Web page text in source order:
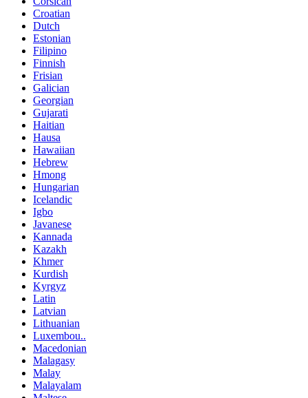
Croatian
Dutch
Estonian
Filipino
Finnish
Frisian
Galician
Georgian
Gujarati
Haitian
Hausa
Hawaiian
Hebrew
Hmong
Hungarian
Icelandic
Igbo
Javanese
Kannada
Kazakh
Khmer
Kurdish
Kyrgyz
Latin
Latvian
Lithuanian
Luxembou..
Macedonian
Malagasy
Malay
Malayalam